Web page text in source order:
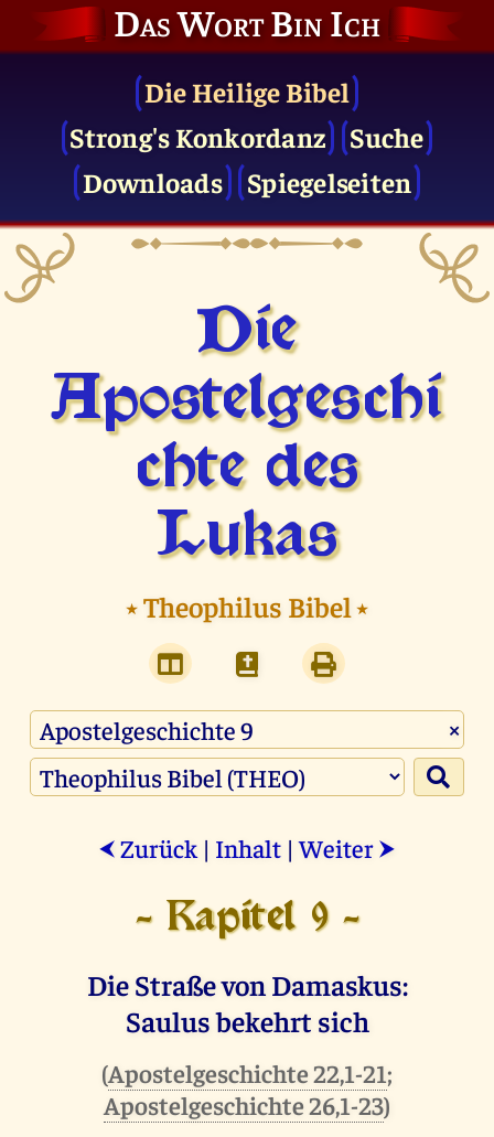
Das Wort Bin Ich
Die Heilige Bibel
Strong's Konkordanz
Suche
Downloads
Spiegelseiten
Die
Apostelgeschi
chte des
Lukas
⭑Theophilus Bibel⭑
×
⮜ Zurück | Inhalt |Weiter ⮞
- Kapitel 9 -
Die Straße von Damaskus:
Saulus bekehrt sich
(Apostelgeschichte 22,1-21;
Apostelgeschichte 26,1-23)